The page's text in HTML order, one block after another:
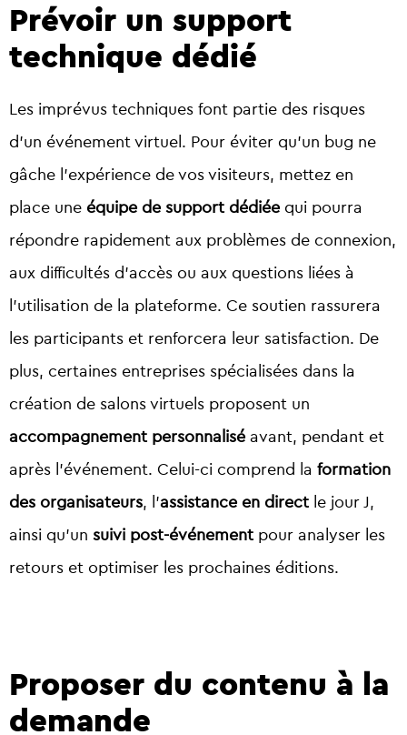
Prévoir un support
technique dédié
Les imprévus techniques font partie des risques
d’un événement virtuel. Pour éviter qu’un bug ne
gâche l’expérience de vos visiteurs, mettez en
place une équipe de support dédiée qui pourra
répondre rapidement aux problèmes de connexion,
aux difficultés d’accès ou aux questions liées à
l’utilisation de la plateforme. Ce soutien rassurera
les participants et renforcera leur satisfaction. De
plus, certaines entreprises spécialisées dans la
création de salons virtuels proposent un
accompagnement personnalisé avant, pendant et
après l’événement. Celui-ci comprend la formation
des organisateurs, l’assistance en direct le jour J,
ainsi qu’un suivi post-événement pour analyser les
retours et optimiser les prochaines éditions.
Proposer du contenu à la
demande